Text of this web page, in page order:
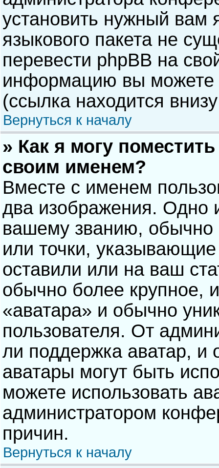
установить нужный вам
языкового пакета не
перевести phpBB на
информацию вы можете
(ссылка находится
Вернуться к началу
» Как я могу
своим именем?
Вместе с именем
два изображения. Одно
вашему званию, обычно
или точки,
оставили или на ваш
обычно более крупное,
«аватара» и обычно
пользователя. От
ли поддержка аватар, и
аватары могут быть
можете использовать
администратором
причин.
Вернуться к началу